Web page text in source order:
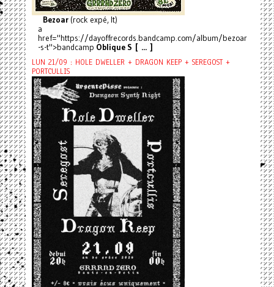
Bezoar(rock expé, It)
a
href="https://dayoffrecords.bandcamp.com/album/bezoar
-s-t">bandcamp Oblique S [ ... ]
LUN 21/09 : HOLE DWELLER + DRAGON KEEP + SEREGOST +
PORTCULLIS